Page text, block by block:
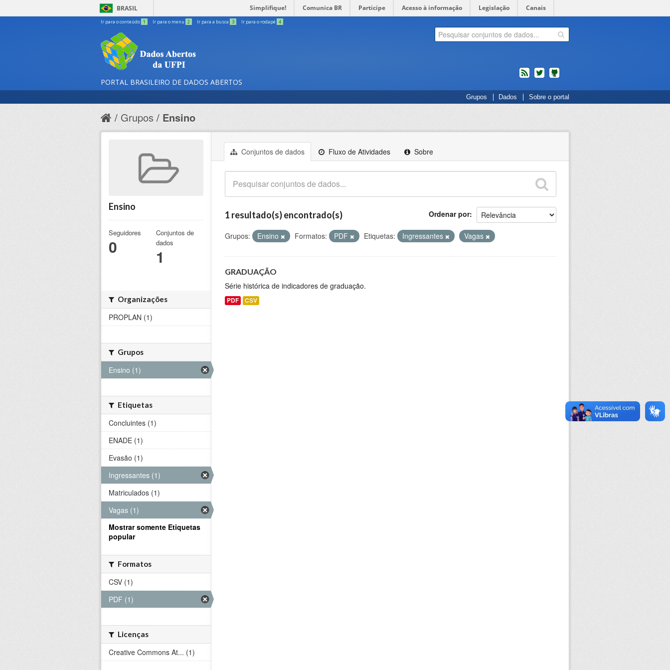
BRASIL Simplifique! Comunica BR Participe Acesso à informação Legislação Canais
Ir para o conteúdo 1 Ir para o menu 2 Ir para a busca 3 Ir para o rodapé 4
PORTAL BRASILEIRO DE DADOS ABERTOS
feed twitterCódigos
fonte
do
Github
Grupos Dados Sobre o portal
Grupos Ensino
Conjuntos de dados Fluxo de Atividades Sobre
Ordenar por
1 resultado(s) encontrado(s)
Grupos: Ensino Formatos: PDF Etiquetas: Ingressantes Vagas
GRADUAÇÃO
Série histórica de indicadores de graduação.
PDF CSV
Ensino
Seguidores
0
Conjuntos de
dados
1
Organizações
PROPLAN (1)
Grupos
Ensino (1)
Etiquetas
Concluintes (1)
ENADE (1)
Evasão (1)
Ingressantes (1)
Matriculados (1)
Vagas (1)
Mostrar somente Etiquetas
popular
Formatos
CSV (1)
PDF (1)
Licenças
Creative Commons At... (1)